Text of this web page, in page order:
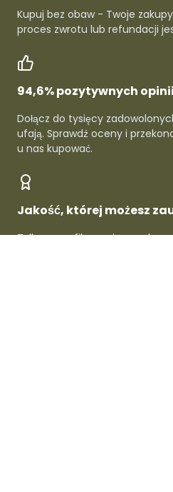
Kupuj bez obaw - Twoje
proces zwrotu lub refundacji
94,6% pozytywnych opinii
Dołącz do tysięcy
ufają. Sprawdź oceny i
u nas kupować.
Jakość, której możesz
Tylko zweryfikowani